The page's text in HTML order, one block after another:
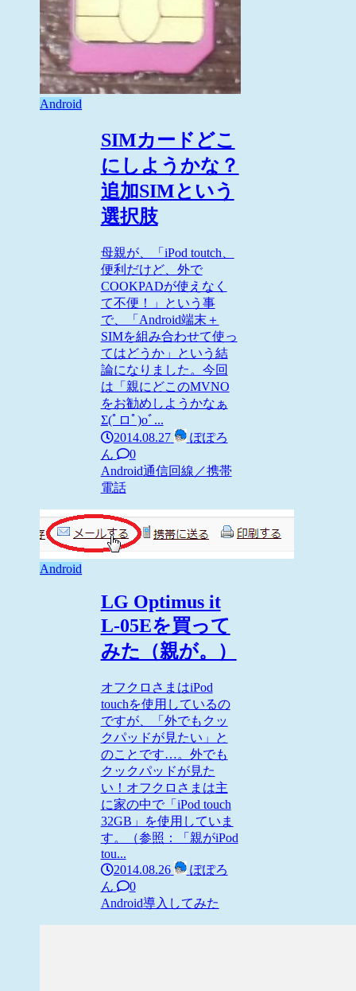
Android
SIMカードどこ
にしようかな？
追加SIMという
選択肢
母親が、「iPod toutch、
便利だけど、外で
COOKPADが使えなく
て不便！」という事
で、「Android端末＋
SIMを組み合わせて使っ
てはどうか」という結
論になりました。今回
は「親にどこのMVNO
をお勧めしようかなぁ
Σ(ﾟロﾟ)oﾞ...
2014.08.27
ぽぽろ
ん
0
Android通信回線／携帯
電話
Android
LG Optimus it
L-05Eを買って
みた（親が。）
オフクロさまはiPod
touchを使用しているの
ですが、「外でもクッ
クパッドが見たい」と
のことです…。外でも
クックパッドが見た
い！オフクロさまは主
に家の中で「iPod touch
32GB」を使用していま
す。（参照：「親がiPod
tou...
2014.08.26
ぽぽろ
ん
0
Android導入してみた